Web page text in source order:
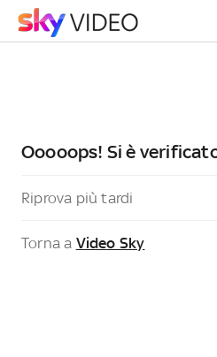
Ooooops! Si è
Riprova più tardi
Torna a Video Sky